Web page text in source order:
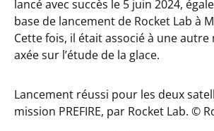
lancé avec succès le 5 juin 2024,
base de lancement de Rocket Lab à
Cette fois, il était associé à une autre
axée sur l’étude de la glace.
Lancement réussi pour les deux
mission PREFIRE, par Rocket Lab. ©